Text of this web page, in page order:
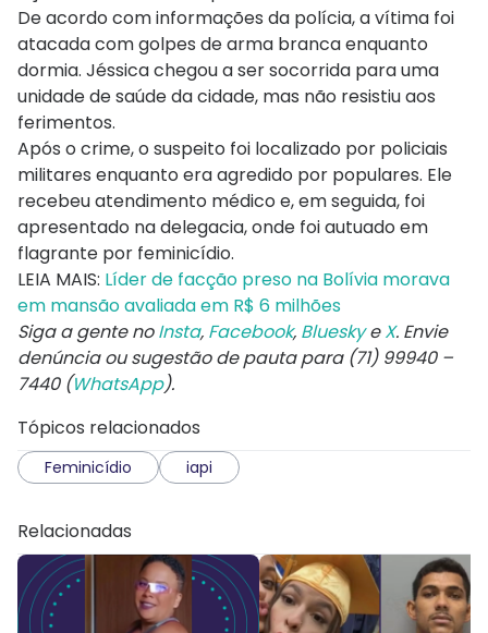
De acordo com informações da polícia, a vítima foi
atacada com golpes de arma branca enquanto
dormia. Jéssica chegou a ser socorrida para uma
unidade de saúde da cidade, mas não resistiu aos
ferimentos.
Após o crime, o suspeito foi localizado por policiais
militares enquanto era agredido por populares. Ele
recebeu atendimento médico e, em seguida, foi
apresentado na delegacia, onde foi autuado em
flagrante por feminicídio.
LEIA MAIS: Líder de facção preso na Bolívia morava
em mansão avaliada em R$ 6 milhões
Siga a gente noInsta, Facebook, BlueskyeX. Envie
denúncia ou sugestão de pauta para (71) 99940 –
7440 (WhatsApp).
Tópicos relacionados
Feminicídio iapi
Relacionadas